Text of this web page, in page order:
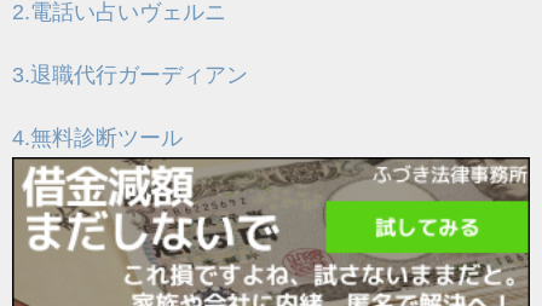
2.電話い占いヴェルニ
3.退職代行ガーディアン
4.無料診断ツール